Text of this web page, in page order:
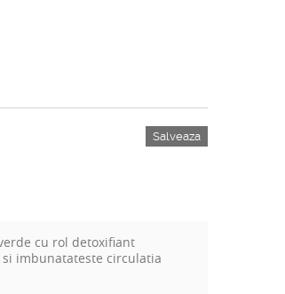
Salveaza
cu rol detoxifiant
imbunatateste circulatia